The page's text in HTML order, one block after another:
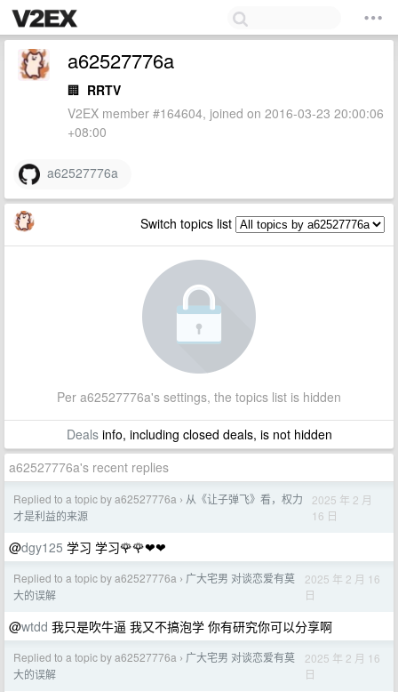
a62527776a
🏢 RRTV
V2EX member #164604, joined on 2016-03-23 20:00:06
+08:00
a62527776a
Switch topics list
Per a62527776a's settings, the topics list is hidden
Dealsinfo, including closed deals, is not hidden
a62527776a's recent replies
Replied to a topic by a62527776a › 从《让子弹飞》看，权力
才是利益的来源
2025 年 2 月
16 日
@dgy125 学习 学习🌹🌹❤❤
Replied to a topic by a62527776a › 广大宅男 对谈恋爱有莫
大的误解
2025 年 2 月 16
日
@wtdd 我只是吹牛逼 我又不搞泡学 你有研究你可以分享啊
Replied to a topic by a62527776a › 广大宅男 对谈恋爱有莫
大的误解
2025 年 2 月 16
日